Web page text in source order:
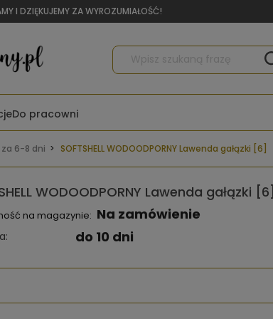
I DZIĘKUJEMY ZA WYROZUMIAŁOŚĆ!
Do pracowni
6-8 dni SOFTSHELL WODOODPORNY Lawenda gałązki [6]
WODOODPORNY Lawenda gałązki [6]
na magazynie: Na zamówienie
do 10 dni